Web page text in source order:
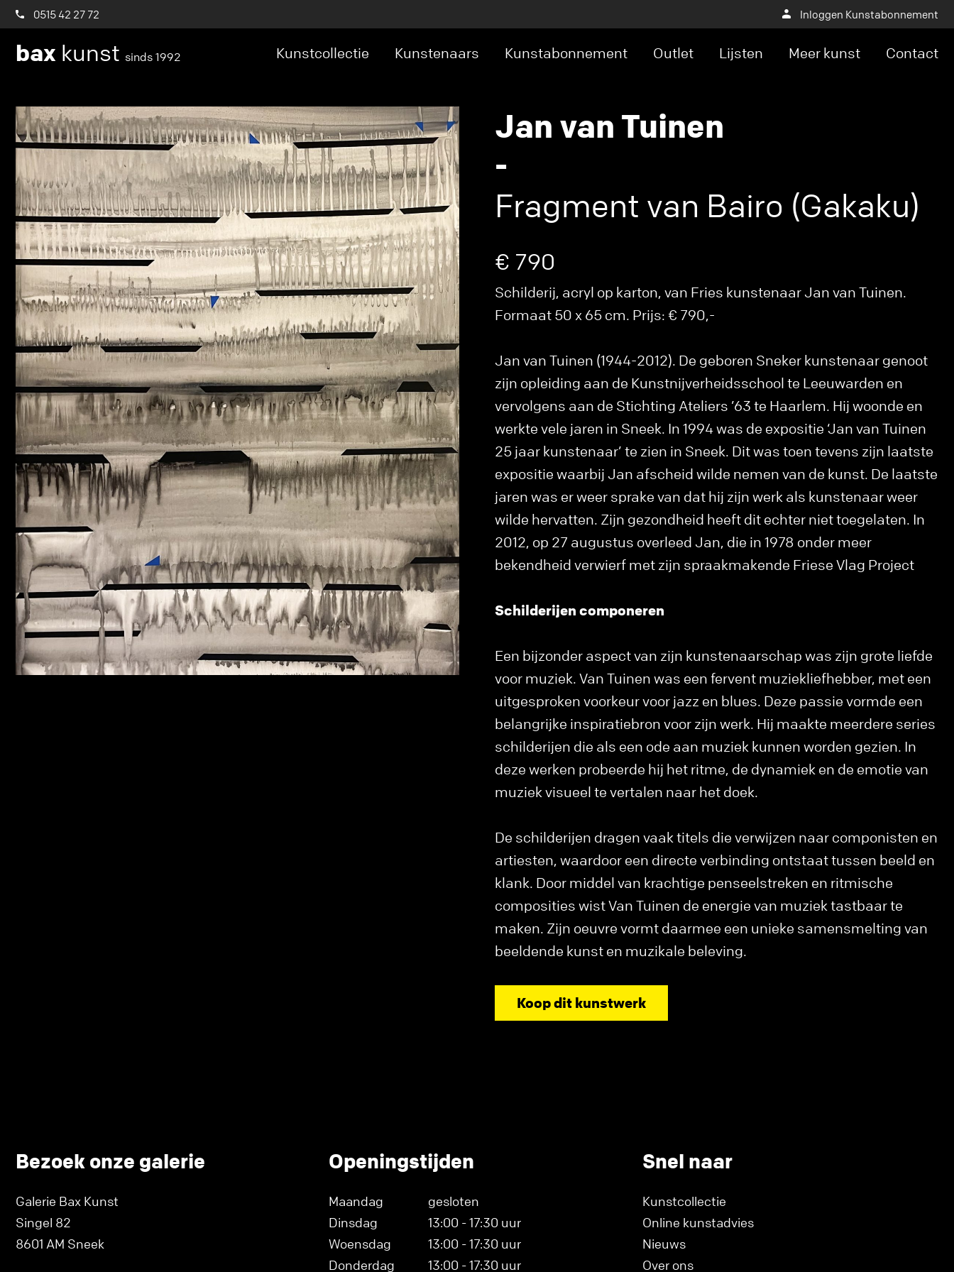
0515 42 27 72 Inloggen Kunstabonnement
bax kunst sinds 1992 Kunstcollectie Kunstenaars Kunstabonnement Outlet Lijsten Meer kunst Contact
Jan van Tuinen
-
Fragment van Bairo (Gakaku)
€ 790
Schilderij, acryl op karton, van Fries kunstenaar Jan van Tuinen.
Formaat 50 x 65 cm. Prijs: € 790,-
Jan van Tuinen (1944-2012). De geboren Sneker kunstenaar genoot
zijn opleiding aan de Kunstnijverheidsschool te Leeuwarden en
vervolgens aan de Stichting Ateliers ’63 te Haarlem. Hij woonde en
werkte vele jaren in Sneek. In 1994 was de expositie ‘Jan van Tuinen
25 jaar kunstenaar’ te zien in Sneek. Dit was toen tevens zijn laatste
expositie waarbij Jan afscheid wilde nemen van de kunst. De laatste
jaren was er weer sprake van dat hij zijn werk als kunstenaar weer
wilde hervatten. Zijn gezondheid heeft dit echter niet toegelaten. In
2012, op 27 augustus overleed Jan, die in 1978 onder meer
bekendheid verwierf met zijn spraakmakende Friese Vlag Project
Schilderijen componeren
Een bijzonder aspect van zijn kunstenaarschap was zijn grote liefde
voor muziek. Van Tuinen was een fervent muziekliefhebber, met een
uitgesproken voorkeur voor jazz en blues. Deze passie vormde een
belangrijke inspiratiebron voor zijn werk. Hij maakte meerdere series
schilderijen die als een ode aan muziek kunnen worden gezien. In
deze werken probeerde hij het ritme, de dynamiek en de emotie van
muziek visueel te vertalen naar het doek.
De schilderijen dragen vaak titels die verwijzen naar componisten en
artiesten, waardoor een directe verbinding ontstaat tussen beeld en
klank. Door middel van krachtige penseelstreken en ritmische
composities wist Van Tuinen de energie van muziek tastbaar te
maken. Zijn oeuvre vormt daarmee een unieke samensmelting van
beeldende kunst en muzikale beleving.
Koop dit kunstwerk
Bezoek onze galerie
Galerie Bax Kunst
Singel 82
8601 AM Sneek
Openingstijden
Maandag
gesloten
Dinsdag
13:00 - 17:30 uur
Woensdag
13:00 - 17:30 uur
Donderdag
13:00 - 17:30 uur
Snel naar
Kunstcollectie
Online kunstadvies
Nieuws
Over ons